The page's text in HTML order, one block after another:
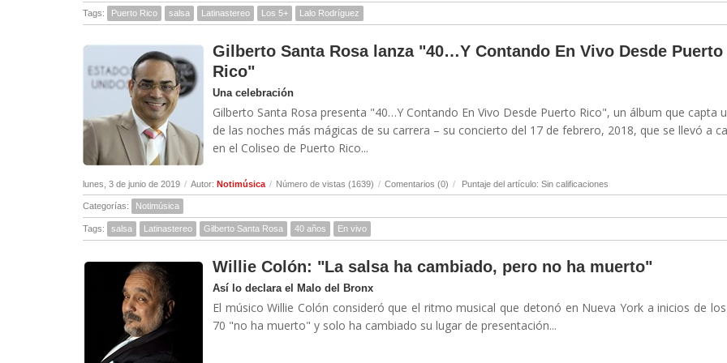
Tags: Puerto Rico salsa Latinastereo Los 5+ Lalo Rodríguez
Gilberto Santa Rosa lanza "40…Y Contando En Vivo Desde Puerto
Rico"
Una celebración
Gilberto Santa Rosa presenta "40…Y Contando En Vivo Desde Puerto Rico", un álbum que capta
de las noches más mágicas de su carrera – su concierto del 17 de febrero, 2018, que se llevó a
en el Coliseo de Puerto Rico...
lunes, 3 de junio de 2019 / Autor: Notimúsica / Número de vistas (1639) / Comentarios (0) / Puntaje del artículo: Sin calificaciones
Categorías: Notimúsica
Tags: salsa Latinastereo Gilberto Santa Rosa 40 años En vivo
Willie Colón: "La salsa ha cambiado, pero no ha muerto"
Así lo declara el Malo del Bronx
El músico Willie Colón consideró que el ritmo musical que detonó en Nueva York a inicios de
70 "no ha muerto" y solo ha cambiado su lugar de presentación...